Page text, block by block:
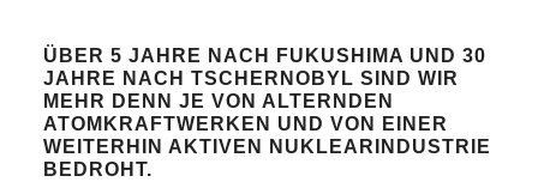
ÜBER 5 JAHRE NACH FUKUSHIMA UND 30
JAHRE NACH TSCHERNOBYL SIND WIR
MEHR DENN JE VON ALTERNDEN
ATOMKRAFTWERKEN UND VON EINER
WEITERHIN AKTIVEN NUKLEARINDUSTRIE
BEDROHT.